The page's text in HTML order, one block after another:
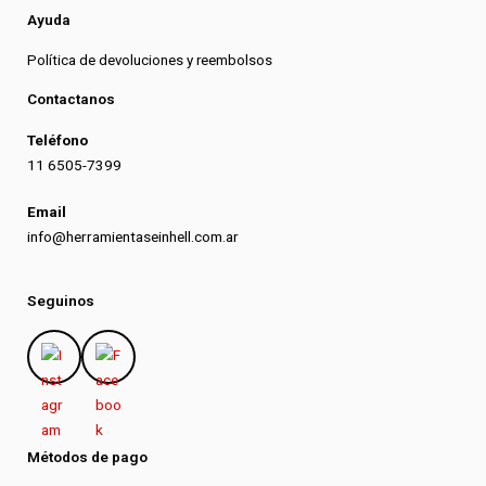
Ayuda
Política de devoluciones y reembolsos
Contactanos
Teléfono
11 6505-7399
Email
info@herramientaseinhell.com.ar
Seguinos
Métodos de pago